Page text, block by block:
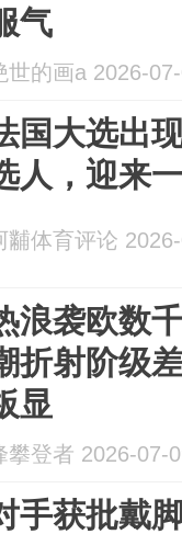
气
世的画a 2026-
国大选出
人，迎来
黼体育评论
浪袭欧数
折射阶级
显
攀登者 2026-07-
手获批戴